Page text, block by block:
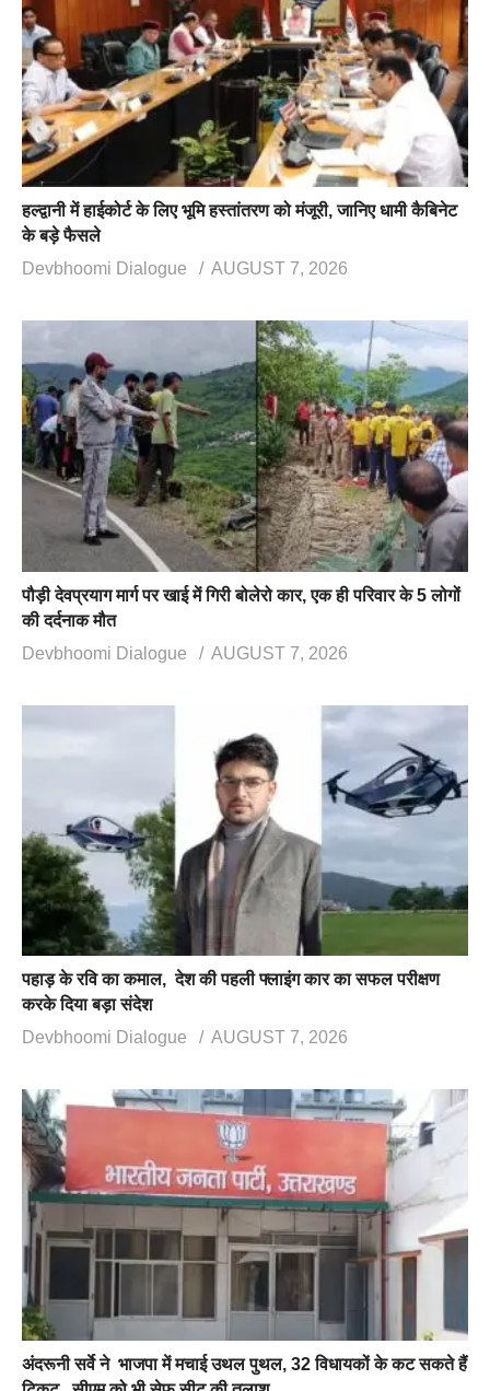
हल्द्वानी में हाईकोर्ट के लिए भूमि हस्तांतरण को मंजूरी, जानिए धामी कैबिनेट
के बड़े फैसले
Devbhoomi Dialogue
AUGUST 7, 2026
पौड़ी देवप्रयाग मार्ग पर खाई में गिरी बोलेरो कार, एक ही परिवार के 5 लोगों
की दर्दनाक मौत
Devbhoomi Dialogue
AUGUST 7, 2026
पहाड़ के रवि का कमाल, देश की पहली फ्लाइंग कार का सफल परीक्षण
करके दिया बड़ा संदेश
Devbhoomi Dialogue
AUGUST 7, 2026
अंदरूनी सर्वे ने भाजपा में मचाई उथल पुथल, 32 विधायकों के कट सकते हैं